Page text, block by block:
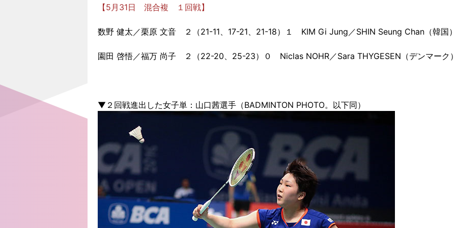
【5月31日 混合複 １回戦】
数野 健太／栗原 文音 ２（21-11、17-21、21-18）１ KIM Gi Jung／SHIN Seung Chan（韓国
園田 啓悟／福万 尚子 ２（22-20、25-23）０ Niclas NOHR／Sara THYGESEN（デンマーク
▼２回戦進出した女子単：山口茜選手（BADMINTON PHOTO。以下同）